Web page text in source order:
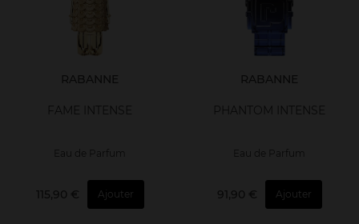
RABANNE
FAME INTENSE
Eau de Parfum
115,90 € Ajouter
RABANNE
PHANTOM INTENSE
Eau de Parfum
91,90 € Ajouter